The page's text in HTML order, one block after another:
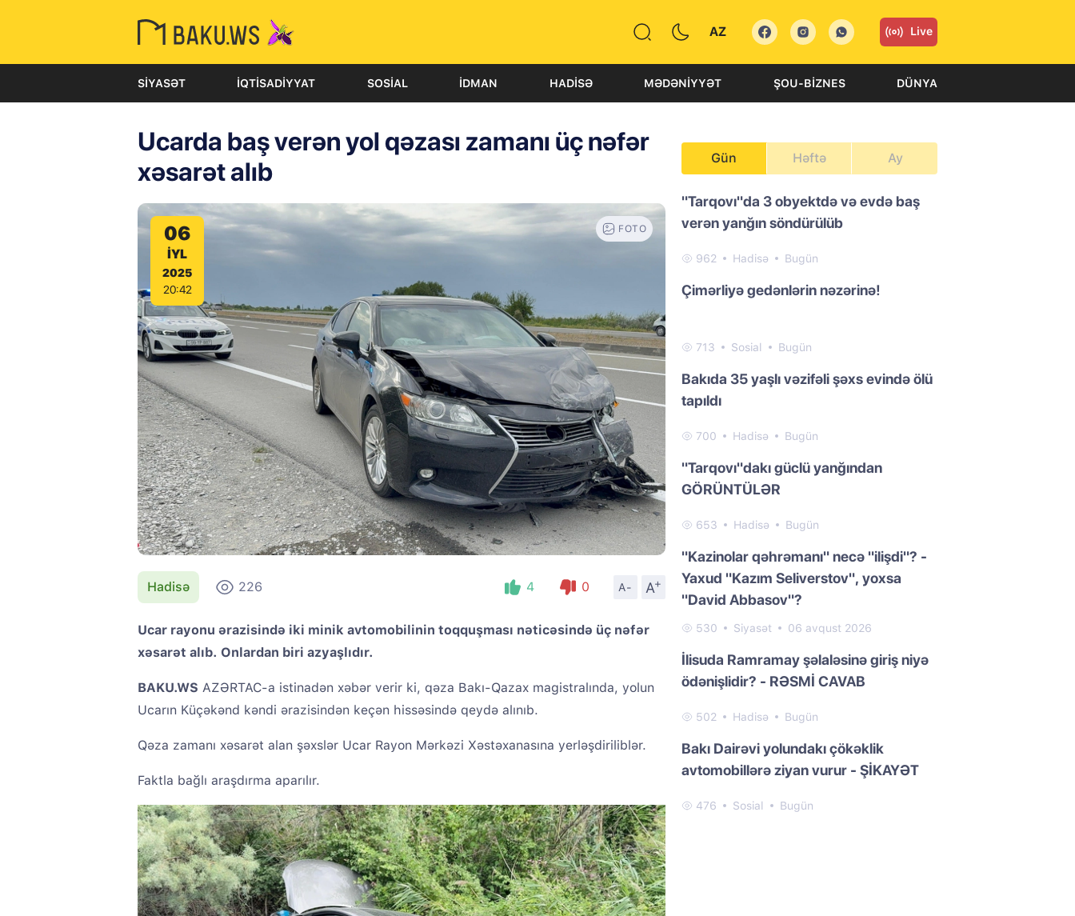
AZ Live
SIYASƏT İQTISADIYYAT SOSIAL İDMAN HADISƏ MƏDƏNIYYƏT ŞOU-BIZNES DÜNYA
Ucarda baş verən yol qəzası zamanı üç nəfər
xəsarət alıb
06
IYL
2025
20:42
FOTO
Hadisə 226 4 0 A- A
+
Ucar rayonu ərazisində iki minik avtomobilinin toqquşması nəticəsində üç nəfər
xəsarət alıb. Onlardan biri azyaşlıdır.
BAKU.WS AZƏRTAC-a istinadən xəbər verir ki, qəza Bakı-Qazax magistralında, yolun
Ucarın Küçəkənd kəndi ərazisindən keçən hissəsində qeydə alınıb.
Qəza zamanı xəsarət alan şəxslər Ucar Rayon Mərkəzi Xəstəxanasına yerləşdiriliblər.
Faktla bağlı araşdırma aparılır.
Gün Həftə Ay
"Tarqovı"da 3 obyektdə və evdə baş
verən yanğın söndürülüb
962 Hadisə Bugün
Çimərliyə gedənlərin nəzərinə!
713 Sosial Bugün
Bakıda 35 yaşlı vəzifəli şəxs evində ölü
tapıldı
700 Hadisə Bugün
"Tarqovı"dakı güclü yanğından
GÖRÜNTÜLƏR
653 Hadisə Bugün
"Kazinolar qəhrəmanı" necə "ilişdi"? -
Yaxud "Kazım Seliverstov", yoxsa
"David Abbasov"?
530 Siyasət 06 avqust 2026
İlisuda Ramramay şəlaləsinə giriş niyə
ödənişlidir? - RƏSMİ CAVAB
502 Hadisə Bugün
Bakı Dairəvi yolundakı çökəklik
avtomobillərə ziyan vurur - ŞİKAYƏT
476 Sosial Bugün